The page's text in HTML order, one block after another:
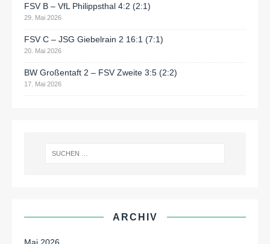
FSV B – VfL Philippsthal 4:2 (2:1)
29. Mai 2026
FSV C – JSG Giebelrain 2 16:1 (7:1)
20. Mai 2026
BW Großentaft 2 – FSV Zweite 3:5 (2:2)
17. Mai 2026
ARCHIV
Mai 2026